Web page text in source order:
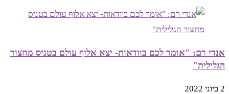
אנדי רם: "אומר לכם בוודאות- יצא אלוף עולם בטניס מחצור
הגלילית"
2 ביוני 2022